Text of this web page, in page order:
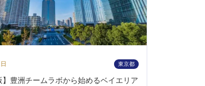
東京都
】豊洲チームラボから始めるベイエリア